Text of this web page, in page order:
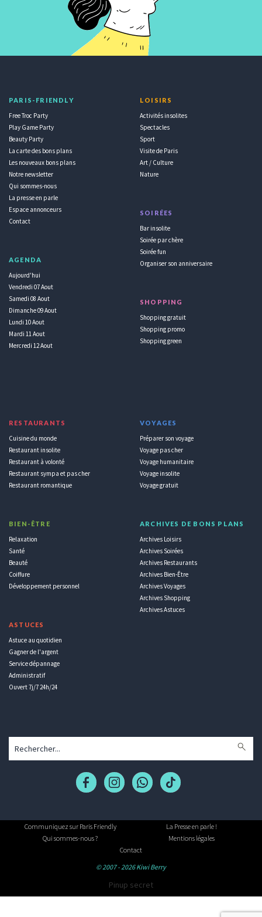
PARIS-FRIENDLY
Free Troc Party
Play Game Party
Beauty Party
La carte des bons plans
Les nouveaux bons plans
Notre newsletter
Qui sommes-nous
La presse en parle
Espace annonceurs
Contact
AGENDA
Aujourd'hui
Vendredi 07 Aout
Samedi 08 Aout
Dimanche 09 Aout
Lundi 10 Aout
Mardi 11 Aout
Mercredi 12 Aout
LOISIRS
Activités insolites
Spectacles
Sport
Visite de Paris
Art / Culture
Nature
SOIRÉES
Bar insolite
Soirée par chère
Soirée fun
Organiser son anniversaire
SHOPPING
Shopping gratuit
Shopping promo
Shopping green
RESTAURANTS
Cuisine du monde
Restaurant insolite
Restaurant à volonté
Restaurant sympa et pas cher
Restaurant romantique
BIEN-ÊTRE
Relaxation
Santé
Beauté
Coiffure
Développement personnel
ASTUCES
Astuce au quotidien
Gagner de l'argent
Service dépannage
Administratif
Ouvert 7j/7 24h/24
VOYAGES
Préparer son voyage
Voyage pas cher
Voyage humanitaire
Voyage insolite
Voyage gratuit
ARCHIVES DE BONS PLANS
Archives Loisirs
Archives Soirées
Archives Restaurants
Archives Bien-Être
Archives Voyages
Archives Shopping
Archives Astuces
Communiquez sur Paris Friendly
La Presse en parle !
Qui sommes-nous ?
Mentions légales
Contact
© 2007 - 2026 Kiwi Berry
Pinup secret